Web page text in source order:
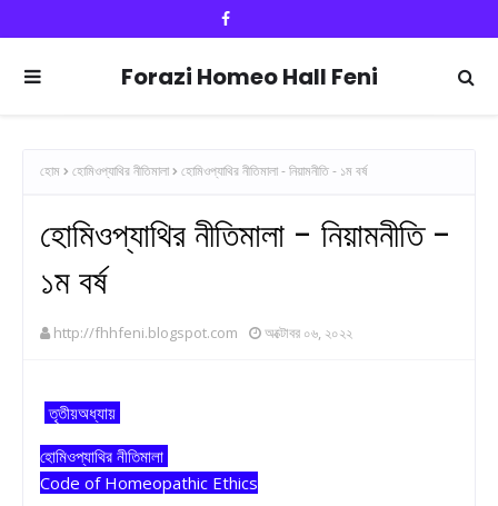
Forazi Homeo Hall Feni
হোম হোমিওপ্যাথির নীতিমালা হোমিওপ্যাথির নীতিমালা - নিয়ামনীতি - ১ম বর্ষ
হোমিওপ্যাথির নীতিমালা - নিয়ামনীতি -
১ম বর্ষ
http://fhhfeni.blogspot.com অক্টোবর ০৬, ২০২২
তৃতীয়অধ্যায়
হোমিওপ্যাথির নীতিমালা
Code of Homeopathic Ethics